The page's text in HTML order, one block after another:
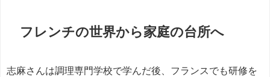
フレンチの世界から家庭の台所へ
志麻さんは調理専門学校で学んだ後、フランスでも研修を